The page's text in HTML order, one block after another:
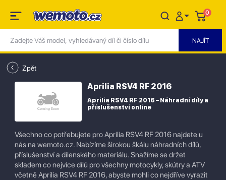
0
Zpět
Aprilia RSV4 RF 2016
Aprilia RSV4 RF 2016 – Náhradní díly a
příslušenství online
Všechno co potřebujete pro Aprilia RSV4 RF 2016 najdete u
nás na wemoto.cz. Nabízíme širokou škálu náhradních dílů,
příslušenství a dílenského materiálu. Snažíme se držet
skladem co nejvíce dílů pro všechny motocykly, skútry a ATV
včetně Aprilia RSV4 RF 2016, abyste mohli co nejdříve vyrazit